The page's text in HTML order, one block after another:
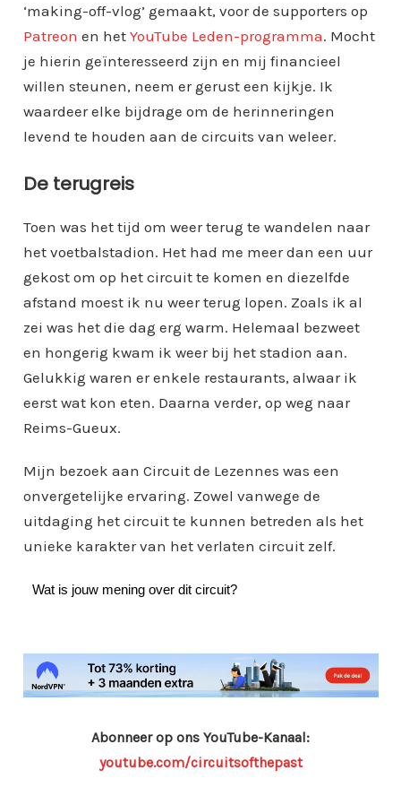
‘making-off-vlog’ gemaakt, voor de supporters op
Patreon en het YouTube Leden-programma. Mocht
je hierin geïnteresseerd zijn en mij financieel
willen steunen, neem er gerust een kijkje. Ik
waardeer elke bijdrage om de herinneringen
levend te houden aan de circuits van weleer.
De terugreis
Toen was het tijd om weer terug te wandelen naar
het voetbalstadion. Het had me meer dan een uur
gekost om op het circuit te komen en diezelfde
afstand moest ik nu weer terug lopen. Zoals ik al
zei was het die dag erg warm. Helemaal bezweet
en hongerig kwam ik weer bij het stadion aan.
Gelukkig waren er enkele restaurants, alwaar ik
eerst wat kon eten. Daarna verder, op weg naar
Reims-Gueux.
Mijn bezoek aan Circuit de Lezennes was een
onvergetelijke ervaring. Zowel vanwege de
uitdaging het circuit te kunnen betreden als het
unieke karakter van het verlaten circuit zelf.
Wat is jouw mening over dit circuit?
Abonneer op ons YouTube-Kanaal:
youtube.com/circuitsofthepast